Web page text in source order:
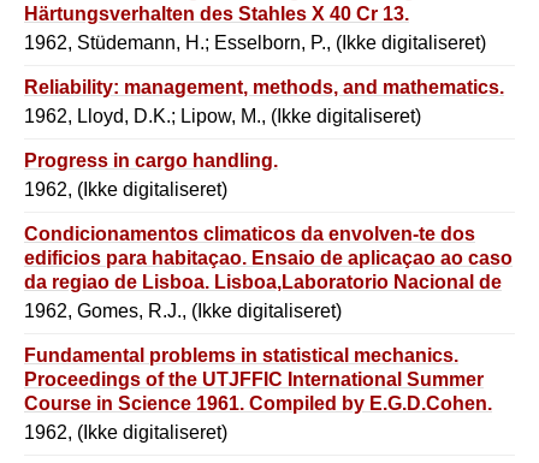
Härtungsverhalten des Stahles X 40 Cr 13.
1962, Stüdemann, H.; Esselborn, P., (Ikke digitaliseret)
Reliability: management, methods, and mathematics.
1962, Lloyd, D.K.; Lipow, M., (Ikke digitaliseret)
Progress in cargo handling.
1962, (Ikke digitaliseret)
Condicionamentos climaticos da envolven-te dos
edificios para habitaçao. Ensaio de aplicaçao ao caso
da regiao de Lisboa. Lisboa,Laboratorio Nacional de
Engenharia Civil,1962. [l4]
1962, Gomes, R.J., (Ikke digitaliseret)
Fundamental problems in statistical mechanics.
Proceedings of the UTJFFIC International Summer
Course in Science 1961. Compiled by E.G.D.Cohen.
1962, (Ikke digitaliseret)